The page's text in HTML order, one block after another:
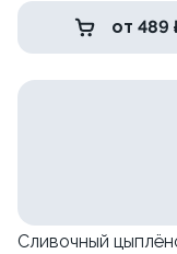
от 489
Сливочный